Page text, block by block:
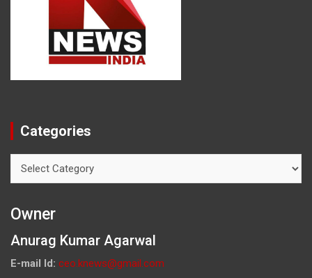
Categories
Owner
Anurag Kumar Agarwal
E-mail Id: ceo.knews@gmail.com